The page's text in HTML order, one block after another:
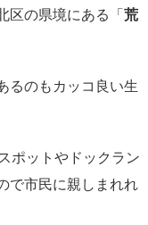
区の県境にある「 荒
るのもカッコ良い生
ポットやドックラン
で市民に親しまれれ